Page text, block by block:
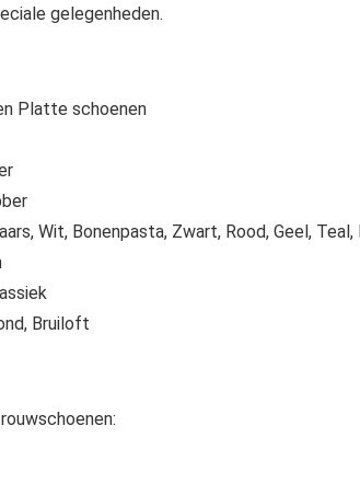
gelegenheden.
Platte schoenen
Wit, Bonenpasta, Zwart, Rood, Geel,
Bruiloft